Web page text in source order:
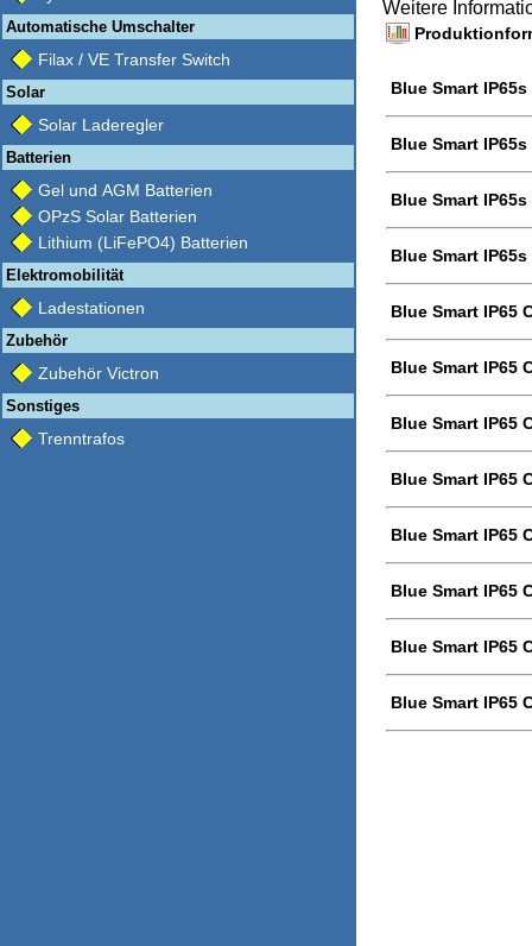
Automatische Umschalter
Filax / VE Transfer Switch
Solar
Solar Laderegler
Batterien
Gel und AGM Batterien
OPzS Solar Batterien
Lithium (LiFePO4) Batterien
Elektromobilität
Ladestationen
Zubehör
Zubehör Victron
Sonstiges
Trenntrafos
Weitere
Blue Smart
Blue Smart
Blue Smart
Blue Smart
Blue Smart IP65
Blue Smart IP65
Blue Smart IP65
Blue Smart IP65
Blue Smart IP65
Blue Smart IP65
Blue Smart IP65
Blue Smart IP65